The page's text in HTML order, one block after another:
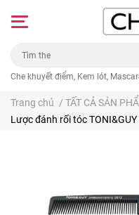
Che khuyết điểm, Kem lót,
Trang chủ / TẤT CẢ SẢN
Lược đánh rối tóc